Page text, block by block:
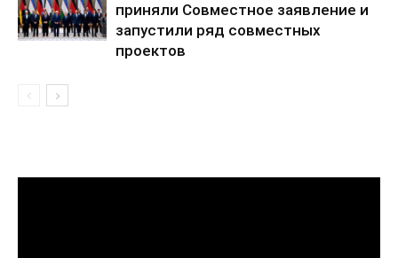
приняли Совместное заявление и
запустили ряд совместных
проектов